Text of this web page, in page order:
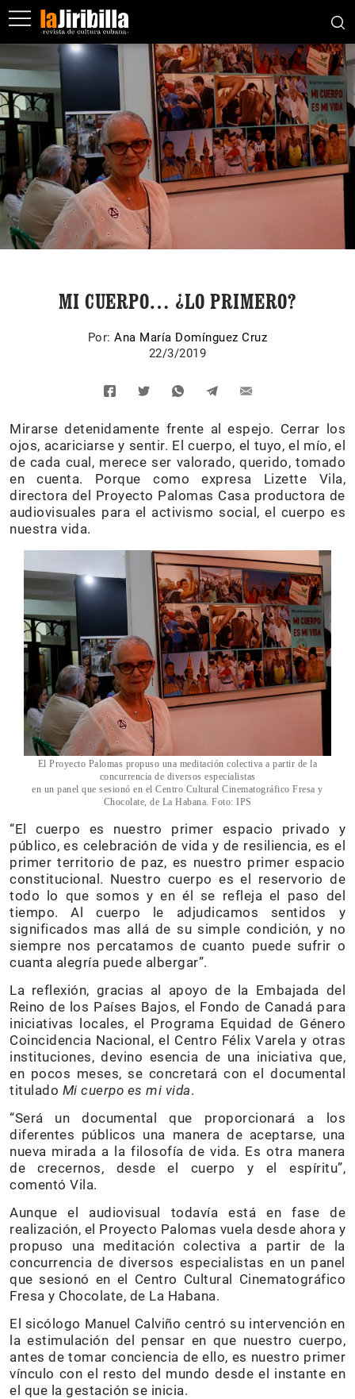
MI CUERPO… ¿LO PRIMERO?
Por:Ana María Domínguez Cruz
22/3/2019
Mirarse detenidamente frente al espejo. Cerrar los
ojos, acariciarse y sentir. El cuerpo, el tuyo, el mío, el
de cada cual, merece ser valorado, querido, tomado
en cuenta. Porque como expresa Lizette Vila,
directora del Proyecto Palomas Casa productora de
audiovisuales para el activismo social, el cuerpo es
nuestra vida.
El Proyecto Palomas propuso una meditación colectiva a partir de la
concurrencia de diversos especialistas
en un panel que sesionó en el Centro Cultural Cinematográfico Fresa y
Chocolate, de La Habana. Foto: IPS
“El cuerpo es nuestro primer espacio privado y
público, es celebración de vida y de resiliencia, es el
primer territorio de paz, es nuestro primer espacio
constitucional. Nuestro cuerpo es el reservorio de
todo lo que somos y en él se refleja el paso del
tiempo. Al cuerpo le adjudicamos sentidos y
significados mas allá de su simple condición, y no
siempre nos percatamos de cuanto puede sufrir o
cuanta alegría puede albergar”.
La reflexión, gracias al apoyo de la Embajada del
Reino de los Países Bajos, el Fondo de Canadá para
iniciativas locales, el Programa Equidad de Género
Coincidencia Nacional, el Centro Félix Varela y otras
instituciones, devino esencia de una iniciativa que,
en pocos meses, se concretará con el documental
titulado Mi cuerpo es mi vida.
“Será un documental que proporcionará a los
diferentes públicos una manera de aceptarse, una
nueva mirada a la filosofía de vida. Es otra manera
de crecernos, desde el cuerpo y el espíritu”,
comentó Vila.
Aunque el audiovisual todavía está en fase de
realización, el Proyecto Palomas vuela desde ahora y
propuso una meditación colectiva a partir de la
concurrencia de diversos especialistas en un panel
que sesionó en el Centro Cultural Cinematográfico
Fresa y Chocolate, de La Habana.
El sicólogo Manuel Calviño centró su intervención en
la estimulación del pensar en que nuestro cuerpo,
antes de tomar conciencia de ello, es nuestro primer
vínculo con el resto del mundo desde el instante en
el que la gestación se inicia.